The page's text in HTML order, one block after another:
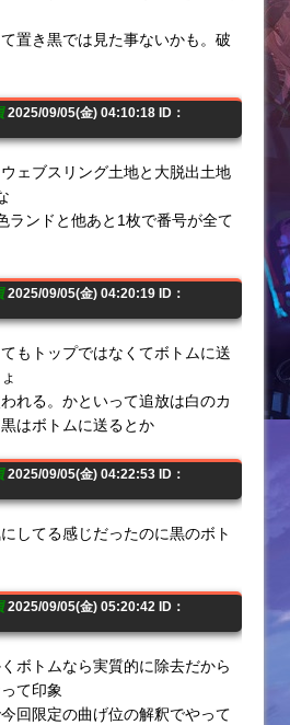
置き黒では見た事ないかも。破
2025/09/05(金) 04:10:18 ID：
ェブスリング土地と大脱出土地
ランドと他あと1枚で番号が全て
2025/09/05(金) 04:20:19 ID：
もトップではなくてボトムに送
れる。かといって追放は白のカ
はボトムに送るとか
2025/09/05(金) 04:22:53 ID：
してる感じだったのに黒のボト
2025/09/05(金) 05:20:42 ID：
ボトムなら実質的に除去だから
て印象
回限定の曲げ位の解釈でやって